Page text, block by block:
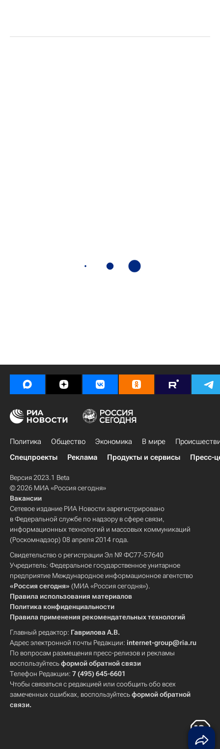
Политика Общество Экономика В мире
Спецпроекты
Реклама Продукты и сервисы Пресс-
Версия 2023.1 Beta
© 2026 МИА «Россия сегодня»
Вакансии
Сетевое издание РИА Новости зарегистрировано
в Федеральной службе по надзору в сфере связи,
информационных технологий и массовых коммуникаций
(Роскомнадзор) 08 апреля 2014 года.
Свидетельство о регистрации Эл № ФС77-57640
Учредитель: Федеральное государственное унитарное
предприятие Международное информационное агентство
«Россия сегодня» (МИА «Россия сегодня»).
Правила использования материалов
Политика конфиденциальности
Правила применения рекомендательных технологий
Главный редактор: Гаврилова А.В.
Адрес электронной почты Редакции: internet-group@ria.ru
По вопросам размещения пресс-релизов и рекламы
воспользуйтесьформой обратной связи
Телефон Редакции: 7 (495) 645-6601
Чтобы связаться с редакцией или сообщить обо всех
замеченных ошибках, воспользуйтесьформой обратной
связи.